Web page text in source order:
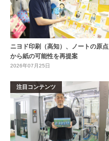
ニヨド印刷（高知）、ノートの原点
から紙の可能性を再提案
2026年07月25日
注目コンテンツ